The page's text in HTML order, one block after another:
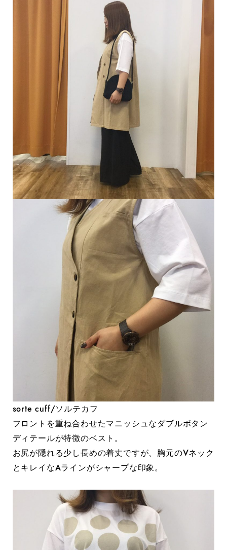
sorte cuff/ソルテカフ
フロントを重ね合わせたマニッシュなダブルボタン
ディテールが特徴のベスト。
お尻が隠れる少し長めの着丈ですが、胸元のVネック
とキレイなAラインがシャープな印象。